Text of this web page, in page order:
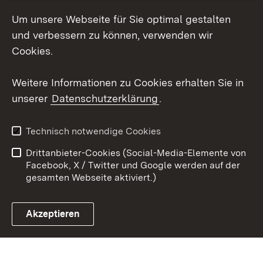
X / Twitter
Youtube
Link zum Landesportal
Kontakt
Datenschutz
Barrierefreiheit
Impressum Cookies
Um unsere Webseite für Sie optimal gestalten
und verbessern zu können, verwenden wir
Cookies.
Weitere Informationen zu Cookies erhalten Sie in
unserer Datenschutzerklärung.
Technisch notwendige Cookies
Drittanbieter-Cookies (Social-Media-Elemente von
Facebook, X / Twitter und Google werden auf der
gesamten Webseite aktiviert.)
Akzeptieren